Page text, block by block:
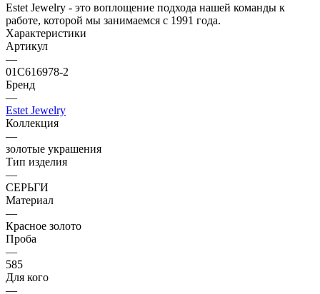
Estet Jewelry - это воплощение подхода нашей команды к
работе, которой мы занимаемся с 1991 года.
Характеристики
Артикул
—
01С616978-2
Бренд
—
Estet Jewelry
Коллекция
—
золотые украшения
Тип изделия
—
СЕРЬГИ
Материал
—
Красное золото
Проба
—
585
Для кого
—